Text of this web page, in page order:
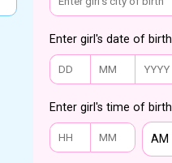
Enter girl's date of birth
Enter girl's time of birth
AM